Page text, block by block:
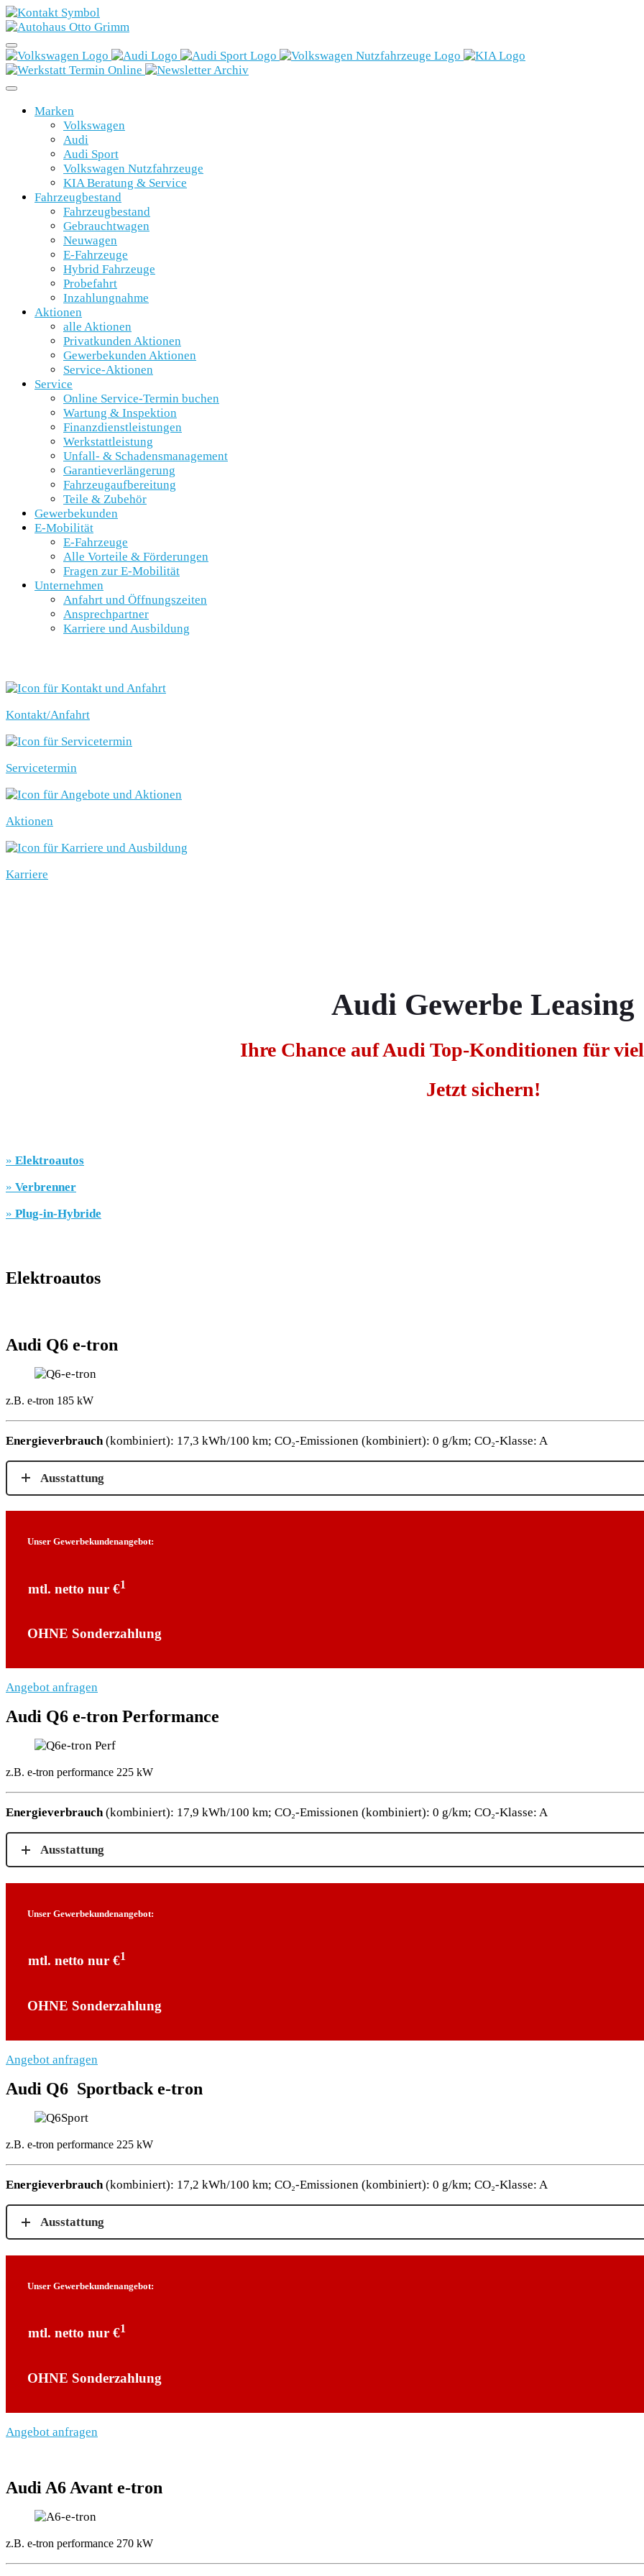
Marken
Volkswagen
Audi
Audi Sport
Volkswagen Nutzfahrzeuge
KIA Beratung & Service
Fahrzeugbestand
Fahrzeugbestand
Gebrauchtwagen
Neuwagen
E-Fahrzeuge
Hybrid Fahrzeuge
Probefahrt
Inzahlungnahme
Aktionen
alle Aktionen
Privatkunden Aktionen
Gewerbekunden Aktionen
Service-Aktionen
Service
Online Service-Termin buchen
Wartung & Inspektion
Finanzdienstleistungen
Werkstattleistung
Unfall- & Schadensmanagement
Garantieverlängerung
Fahrzeugaufbereitung
Teile & Zubehör
Gewerbekunden
E-Mobilität
E-Fahrzeuge
Alle Vorteile & Förderungen
Fragen zur E-Mobilität
Unternehmen
Anfahrt und Öffnungszeiten
Ansprechpartner
Karriere und Ausbildung
Kontakt/Anfahrt
Servicetermin
Aktionen
Karriere
Audi Gewerbe Leasing
Ihre Chance auf Audi Top-Konditionen für
Jetzt sichern!
» Elektroautos
» Verbrenner
» Plug-in-Hybride
Elektroautos
Audi Q6 e-tron
z.B. e-tron 185 kW
Energieverbrauch (kombiniert): 17,3 kWh/100 km; CO₂-Emissionen (kombiniert): 0 g/km; CO₂-Klasse: A
Ausstattung
Unser Gewerbekundenangebot:
mtl. netto nur €1
OHNE Sonderzahlung
Angebot anfragen
Audi Q6 e-tron Performance
z.B. e-tron performance 225 kW
Energieverbrauch(kombiniert): 17,9 kWh/100 km; CO₂-Emissionen (kombiniert): 0 g/km; CO₂-Klasse: A
Ausstattung
Unser Gewerbekundenangebot:
mtl. netto nur €1
OHNE Sonderzahlung
Angebot anfragen
Audi Q6 Sportback e-tron
z.B. e-tron performance 225 kW
Energieverbrauch(kombiniert): 17,2 kWh/100 km; CO₂-Emissionen (kombiniert): 0 g/km; CO₂-Klasse: A
Ausstattung
Unser Gewerbekundenangebot:
mtl. netto nur €1
OHNE Sonderzahlung
Angebot anfragen
Audi A6 Avant e-tron
z.B. e-tron performance 270 kW